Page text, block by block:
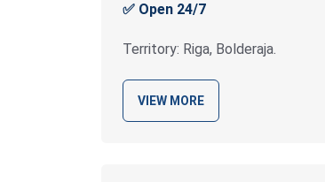
✅ Open 24/7
Territory: Riga, Bolderaja.
VIEW MORE